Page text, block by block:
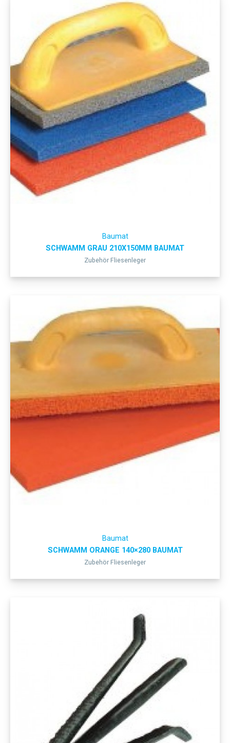
Baumat
SCHWAMM GRAU 210X150MM BAUMAT
Zubehör Fliesenleger
Baumat
SCHWAMM ORANGE 140×280 BAUMAT
Zubehör Fliesenleger